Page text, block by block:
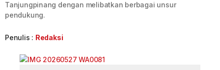
Tanjungpinang dengan melibatkan berbagai unsur
pendukung.
Penulis : Redaksi